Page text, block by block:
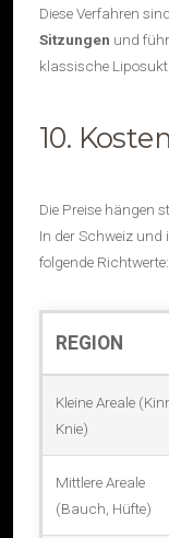
Diese Verfahren
Sitzungen und
klassische
10.
Die Preise hängen
In der Schweiz
folgende Richtwerte:
für
Liposuktion
Areal
REGION
Kleine Areale
Knie)
Mittlere Areale
(Bauch, Hüfte)